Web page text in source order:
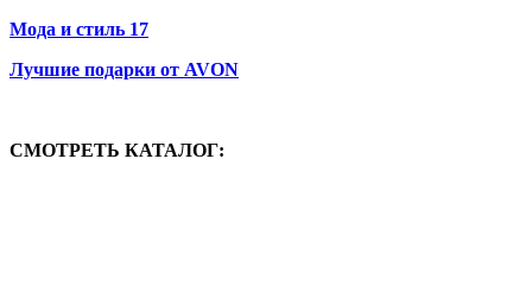
Мода и стиль 17
Лучшие подарки от AVON
СМОТРЕТЬ КАТАЛОГ: